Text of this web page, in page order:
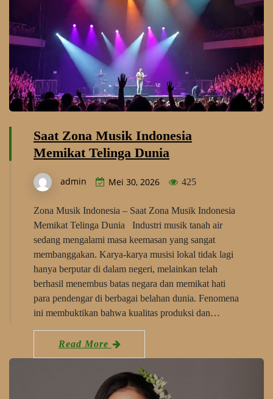
Saat Zona Musik Indonesia
Memikat Telinga Dunia
admin Mei 30, 2026 425
Zona Musik Indonesia – Saat Zona Musik Indonesia
Memikat Telinga Dunia Industri musik tanah air
sedang mengalami masa keemasan yang sangat
membanggakan. Karya-karya musisi lokal tidak lagi
hanya berputar di dalam negeri, melainkan telah
berhasil menembus batas negara dan memikat hati
para pendengar di berbagai belahan dunia. Fenomena
ini membuktikan bahwa kualitas produksi dan…
Read More